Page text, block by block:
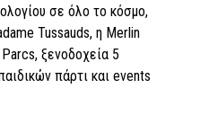
σε όλο το κόσμο,
Tussauds, η Merlin
ξενοδοχεία 5
πάρτι και events